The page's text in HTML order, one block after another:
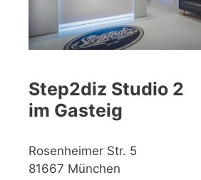
Step2diz Studio 2
im Gasteig
Rosenheimer Str. 5
81667 München